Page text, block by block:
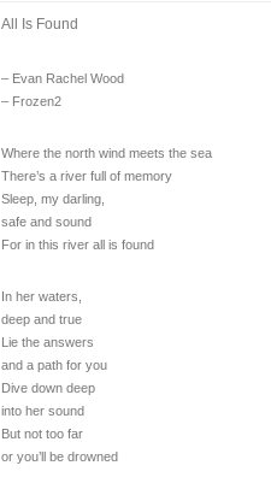
All Is Found
– Evan Rachel Wood
– Frozen2
Where the north wind meets the sea
There’s a river full of memory
Sleep, my darling,
safe and sound
For in this river all is found
In her waters,
deep and true
Lie the answers
and a path for you
Dive down deep
into her sound
But not too far
or you’ll be drowned